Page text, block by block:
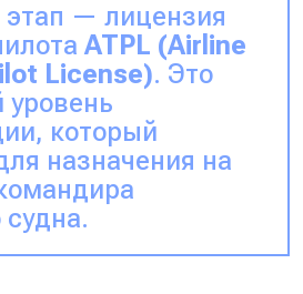
— лицензия
ATPL (Airline
License). Это
который
назначения на